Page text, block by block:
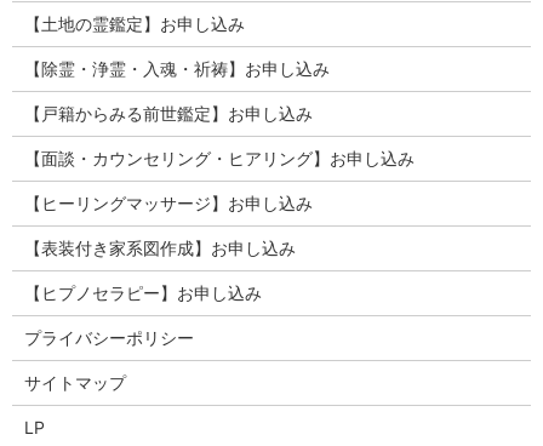
【土地の霊鑑定】お申し込み
【除霊・浄霊・入魂・祈祷】お申し込み
【戸籍からみる前世鑑定】お申し込み
【面談・カウンセリング・ヒアリング】お申し込み
【ヒーリングマッサージ】お申し込み
【表装付き家系図作成】お申し込み
【ヒプノセラピー】お申し込み
プライバシーポリシー
サイトマップ
LP